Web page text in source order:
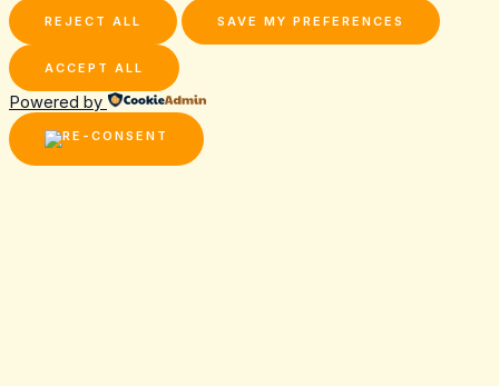
REJECT ALL SAVE MY PREFERENCES
ACCEPT ALL
Powered by